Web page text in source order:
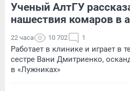
Ученый АлтГУ
нашествия комаров в
22 часа 10 702 1
Работает в клинике и играет в
сестре Вани Дмитриенко,
в «Лужниках»